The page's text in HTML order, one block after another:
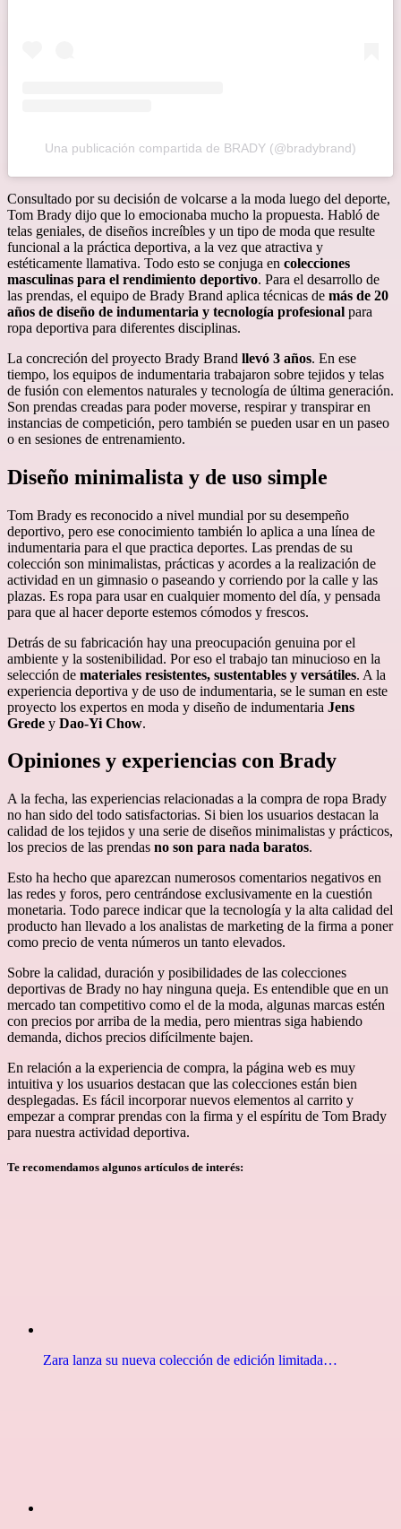
Una publicación compartida de BRADY (@bradybrand)
Consultado por su decisión de volcarse a la moda luego del deporte,
Tom Brady dijo que lo emocionaba mucho la propuesta. Habló de
telas geniales, de diseños increíbles y un tipo de moda que resulte
funcional a la práctica deportiva, a la vez que atractiva y
estéticamente llamativa. Todo esto se conjuga en colecciones
masculinas para el rendimiento deportivo. Para el desarrollo de
las prendas, el equipo de Brady Brand aplica técnicas de más de 20
años de diseño de indumentaria y tecnología profesional para
ropa deportiva para diferentes disciplinas.
La concreción del proyecto Brady Brand llevó 3 años. En ese
tiempo, los equipos de indumentaria trabajaron sobre tejidos y telas
de fusión con elementos naturales y tecnología de última generación.
Son prendas creadas para poder moverse, respirar y transpirar en
instancias de competición, pero también se pueden usar en un paseo
o en sesiones de entrenamiento.
Diseño minimalista y de uso simple
Tom Brady es reconocido a nivel mundial por su desempeño
deportivo, pero ese conocimiento también lo aplica a una línea de
indumentaria para el que practica deportes. Las prendas de su
colección son minimalistas, prácticas y acordes a la realización de
actividad en un gimnasio o paseando y corriendo por la calle y las
plazas. Es ropa para usar en cualquier momento del día, y pensada
para que al hacer deporte estemos cómodos y frescos.
Detrás de su fabricación hay una preocupación genuina por el
ambiente y la sostenibilidad. Por eso el trabajo tan minucioso en la
selección de materiales resistentes, sustentables y versátiles. A la
experiencia deportiva y de uso de indumentaria, se le suman en este
proyecto los expertos en moda y diseño de indumentaria Jens
Grede y Dao-Yi Chow.
Opiniones y experiencias con Brady
A la fecha, las experiencias relacionadas a la compra de ropa Brady
no han sido del todo satisfactorias. Si bien los usuarios destacan la
calidad de los tejidos y una serie de diseños minimalistas y prácticos,
los precios de las prendas no son para nada baratos.
Esto ha hecho que aparezcan numerosos comentarios negativos en
las redes y foros, pero centrándose exclusivamente en la cuestión
monetaria. Todo parece indicar que la tecnología y la alta calidad del
producto han llevado a los analistas de marketing de la firma a poner
como precio de venta números un tanto elevados.
Sobre la calidad, duración y posibilidades de las colecciones
deportivas de Brady no hay ninguna queja. Es entendible que en un
mercado tan competitivo como el de la moda, algunas marcas estén
con precios por arriba de la media, pero mientras siga habiendo
demanda, dichos precios difícilmente bajen.
En relación a la experiencia de compra, la página web es muy
intuitiva y los usuarios destacan que las colecciones están bien
desplegadas. Es fácil incorporar nuevos elementos al carrito y
empezar a comprar prendas con la firma y el espíritu de Tom Brady
para nuestra actividad deportiva.
Te recomendamos algunos artículos de interés:
Zara lanza su nueva colección de edición limitada…